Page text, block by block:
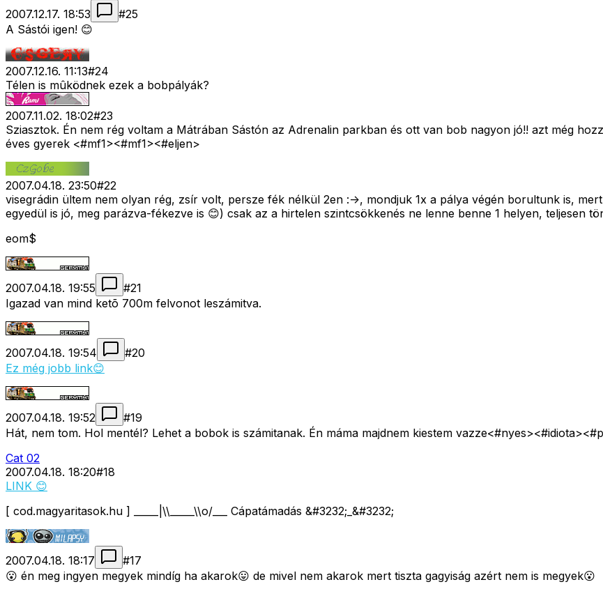
2007.12.17. 18:53 #25
A Sástói igen! 😊
2007.12.16. 11:13#24
Télen is mûködnek ezek a bobpályák?
2007.11.02. 18:02#23
Sziasztok. Én nem rég voltam a Mátrában Sástón az Adrenalin parkban és ott van bob nagyon jó!! azt még
éves gyerek <#mf1><#mf1><#eljen>
2007.04.18. 23:50#22
visegrádin ültem nem olyan rég, zsír volt, persze fék nélkül 2en :->, mondjuk 1x a pálya végén borultunk is,
egyedül is jó, meg parázva-fékezve is 😊) csak az a hirtelen szintcsökkenés ne lenne benne 1 helyen, teljesen
eom$
2007.04.18. 19:55 #21
Igazad van mind ketõ 700m felvonot leszámitva.
2007.04.18. 19:54 #20
Ez még jobb link😊
2007.04.18. 19:52 #19
Hát, nem tom. Hol mentél? Lehet a bobok is számitanak. Én máma majdnem kiestem vazze<#nyes><#idiota>
Cat 02
2007.04.18. 18:20#18
LINK 😊
[ cod.magyaritasok.hu ] _____|\\_____\\o/___ Cápatámadás &#3232;_&#3232;
2007.04.18. 18:17 #17
😮 én meg ingyen megyek mindíg ha akarok😛 de mivel nem akarok mert tiszta gagyiság azért nem is megyek😮